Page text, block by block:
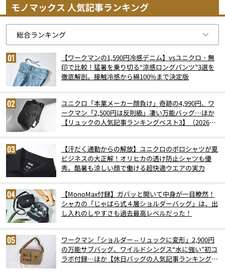
モノマックス 人気記事ランキング
【ワークマンの1,590円冷感デニム】vsユニクロ・無
印で比較！猛暑を乗り切る“涼感ロングパンツ”3選を
徹底解剖。接触冷感から綿100%まで決定版
ユニクロ「本業メーカー顔負け」奇跡の4,990円、ワ
ークマン「2,500円は反則級」凄い万能バッグ…ほか
【リュックの人気記事ランキングベスト3】（2026年
【汗だく通勤からの解放】ユニクロのポロシャツが夏
ビジネスの大正解！オリヒカの透け防止シャツも優
秀。酷暑も涼しい顔で働ける超快適ウエアの実力
【MonoMax付録】ガバッと開いて中身が一目瞭然！
シャカの「じゃばら式４層ショルダーバッグ」は、出
し入れのしやすさも過去最高レベルだった！
ワークマン「ショルダー⇔リュックに変形」2,900円
の万能サブバッグ、ワイルドシングス“水に強い”初コ
ラボ付録…ほか【休日バッグの人気記事ランキングベ